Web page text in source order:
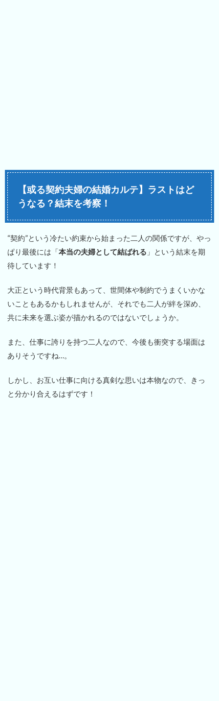
【或る契約夫婦の結婚カルテ】ラストはど
うなる？結末を考察！
“契約”という冷たい約束から始まった二人の関係ですが、やっ
ぱり最後には「本当の夫婦として結ばれる 」という結末を期
待しています！
大正という時代背景もあって、世間体や制約でうまくいかな
いこともあるかもしれませんが、それでも二人が絆を深め、
共に未来を選ぶ姿が描かれるのではないでしょうか。
また、仕事に誇りを持つ二人なので、今後も衝突する場面は
ありそうですね…。
しかし、お互い仕事に向ける真剣な思いは本物なので、きっ
と分かり合えるはずです！